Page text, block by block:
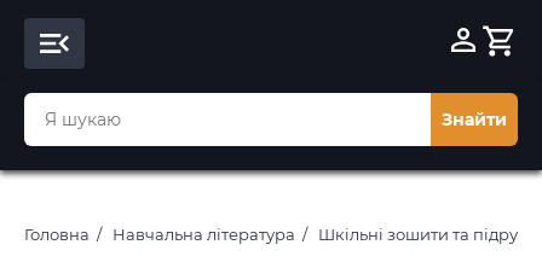
Знайти
Головна Навчальна література Шкільні зошити та